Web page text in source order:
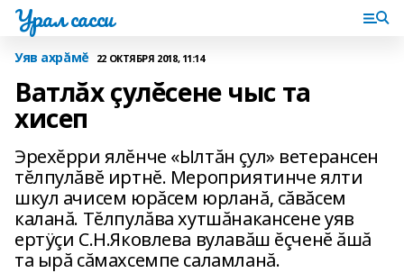
Урал сасси
Уяв ахрăмĕ 22 ОКТЯБРЯ 2018, 11:14
Ватлăх çулĕсене чыс та
хисеп
Эрехĕрри ялĕнче «Ылтăн çул» ветерансен
тĕлпулăвĕ иртнĕ. Мероприятинче ялти
шкул ачисем юрăсем юрланă‚ сăвăсем
каланă. Тĕлпулăва хутшăнакансене уяв
ертÿçи С.Н.Яковлева вулавăш ĕçченĕ ăшă
та ырă сăмахсемпе саламланă.